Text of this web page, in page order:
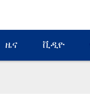
ዜና ቪዲዮ